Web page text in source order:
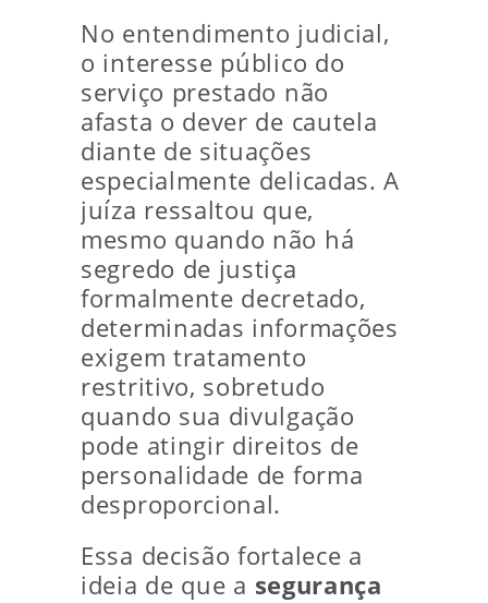
No entendimento judicial,
o interesse público do
serviço prestado não
afasta o dever de cautela
diante de situações
especialmente delicadas. A
juíza ressaltou que,
mesmo quando não há
segredo de justiça
formalmente decretado,
determinadas informações
exigem tratamento
restritivo, sobretudo
quando sua divulgação
pode atingir direitos de
personalidade de forma
desproporcional.
Essa decisão fortalece a
ideia de que a segurança